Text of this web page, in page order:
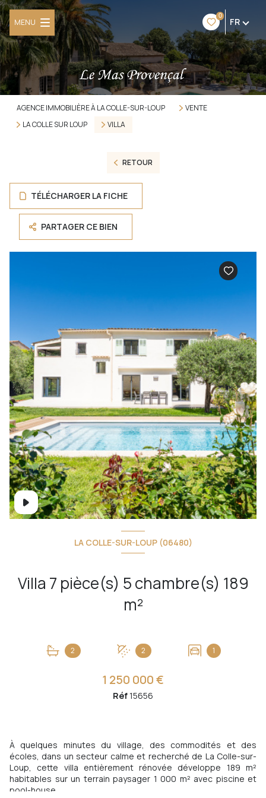
0
FR
MENU
AGENCE IMMOBILIÈRE À LA COLLE-SUR-LOUP
VENTE
LA COLLE SUR LOUP
VILLA
RETOUR
TÉLÉCHARGER LA FICHE
PARTAGER CE BIEN
LA COLLE-SUR-LOUP (06480)
Villa 7 pièce(s) 5 chambre(s) 189
m²
2 2 1
1 250 000 €
Réf15656
À quelques minutes du village, des commodités et des
écoles, dans un secteur calme et recherché de La Colle-sur-
Loup, cette villa entièrement rénovée développe 189 m²
habitables sur un terrain paysager 1 000 m² avec piscine et
pool-house.